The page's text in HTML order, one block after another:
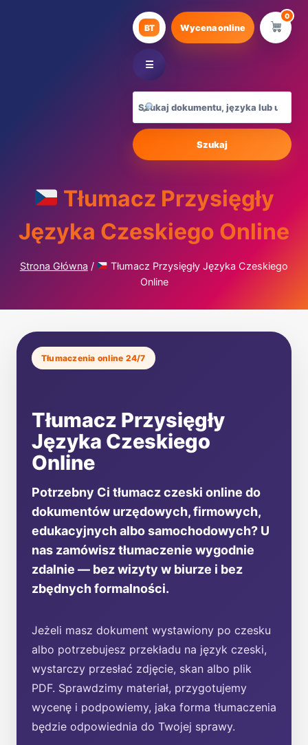
BT Wycena online
0
☰
Szukaj
Tłumacz Przysięgły
Języka Czeskiego Online
Strona Główna /
Tłumacz Przysięgły Języka Czeskiego
Online
Tłumaczenia online 24/7
Tłumacz Przysięgły
Języka Czeskiego
Online
Potrzebny Ci tłumacz czeski online do
dokumentów urzędowych, firmowych,
edukacyjnych albo samochodowych? U
nas zamówisz tłumaczenie wygodnie
zdalnie — bez wizyty w biurze i bez
zbędnych formalności.
Jeżeli masz dokument wystawiony po czesku
albo potrzebujesz przekładu na język czeski,
wystarczy przesłać zdjęcie, skan albo plik
PDF. Sprawdzimy materiał, przygotujemy
wycenę i podpowiemy, jaka forma tłumaczenia
będzie odpowiednia do Twojej sprawy.